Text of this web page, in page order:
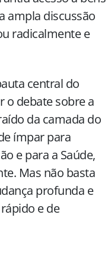
ampla discussão
radicalmente e
central do
o debate sobre a
da camada do
ímpar para
e para a Saúde,
Mas não basta
profunda e
e de